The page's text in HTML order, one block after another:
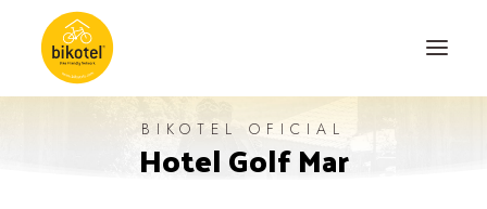
BIKOTEL OFICIAL
Hotel Golf Mar